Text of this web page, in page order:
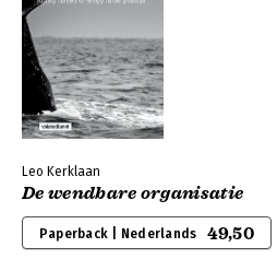
Leo Kerklaan
De wendbare organisatie
Paperback | Nederlands 49,50